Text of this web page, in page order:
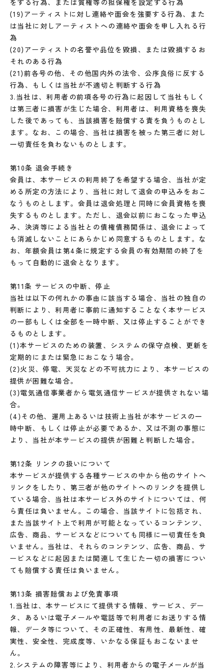
をする行為、または質権等の担保権を設定する行為
(19)アーティストに対し連絡や面会を強要する行為、また
は当社に対しアーティストへの連絡や面会を申し入れる行
為
(20)アーティストの名誉や品位を毀損、または毀損するお
それのある行為
(21)前各号の他、その他国内外の法令、公序良俗に反する
行為、もしくは当社が不適切と判断する行為
3.当社は、利用者の前項各号の行為に起因して当社もしく
は第三者に損害が生じた場合、利用者は、利用資格を喪失
した後であっても、当該損害を賠償する責を負うものとし
ます。なお、この場合、当社は損害を被った第三者に対し
一切責任を負わないものとします。
第10条 退会手続き
会員は、本サービスの利用終了を希望する場合、当社が定
める所定の方法により、当社に対して退会の申込みをおこ
なうものとします。会員は退会処理と同時に会員資格を喪
失するものとします。ただし、退会以前におこなった申込
み、決済等による当社との債権債務関係は、退会によって
も消滅しないことにあらかじめ同意するものとします。な
お、年額会員は第4条に規定する会員の有効期間の終了を
もって自動的に退会となります。
第11条 サービスの中断、停止
当社は以下の何れかの事由に該当する場合、当社の独自の
判断により、利用者に事前に通知することなく本サービス
の一部もしくは全部を一時中断、又は停止することができ
るものとします。
(1)本サービスのための装置、システムの保守点検、更新を
定期的にまたは緊急におこなう場合。
(2)火災、停電、天災などの不可抗力により、本サービスの
提供が困難な場合。
(3)電気通信事業者から電気通信サービスが提供されない場
合。
(4)その他、運用上あるいは技術上当社が本サービスの一
時中断、もしくは停止が必要であるか、又は不測の事態に
より、当社が本サービスの提供が困難と判断した場合。
第12条 リンクの扱いについて
本サービスが提供する各種サービスの中から他のサイトへ
リンクをしたり、第三者が他のサイトへのリンクを提供し
ている場合、当社は本サービス外のサイトについては、何
ら責任は負いません。この場合、当該サイトに包括され、
また当該サイト上で利用が可能となっているコンテンツ、
広告、商品、サービスなどについても同様に一切責任を負
いません。当社は、それらのコンテンツ、広告、商品、サ
ービスなどに起因または関連して生じた一切の損害につい
ても賠償する責任は負いません。
第13条 損害賠償および免責事項
1.当社は、本サービスにて提供する情報、サービス、デー
タ、あるいは電子メールや電話等で利用者にお送りする情
報、データ等について、その正確性、有用性、最新性、確
実性、安全性、完成度等、いかなる保証もおこないませ
ん。
2.システムの障害等により、利用者からの電子メールが当